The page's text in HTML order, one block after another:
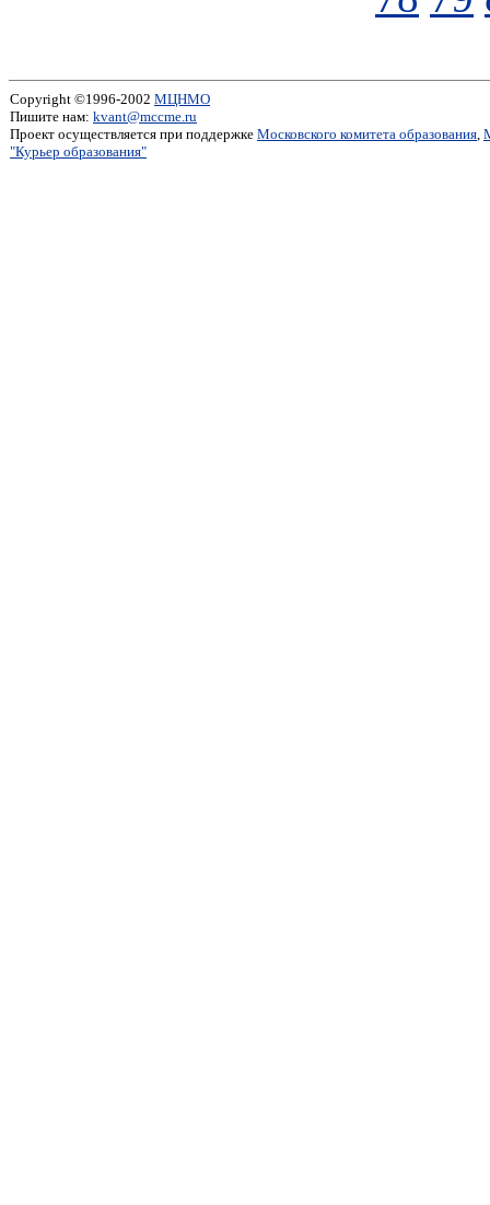
Copyright ©1996-2002 МЦНМО
Пишите нам: kvant@mccme.ru
Проект осуществляется при поддержке Московского комитета образования,
"Курьер образования"